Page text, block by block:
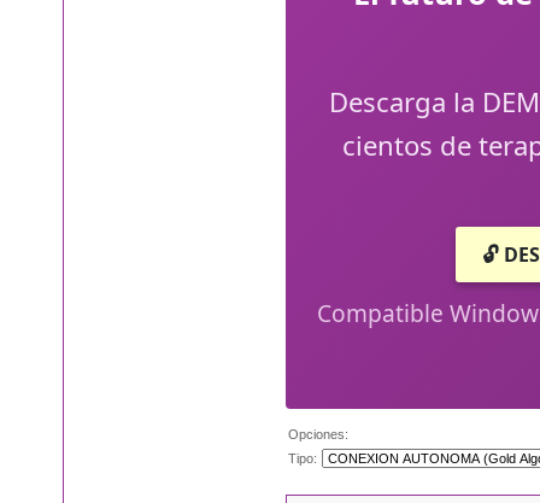
Descarga la
cientos de
🔓
Compatible
Opciones:
Tipo: